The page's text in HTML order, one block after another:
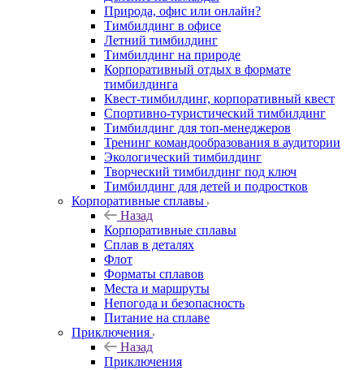
Природа, офис или онлайн?
Тимбилдинг в офисе
Летний тимбилдинг
Тимбилдинг на природе
Корпоративный отдых в формате
тимбилдинга
Квест-тимбилдинг, корпоративный квест
Спортивно-туристический тимбилдинг
Тимбилдинг для топ-менеджеров
Тренинг командообразования в аудитории
Экологический тимбилдинг
Творческий тимбилдинг под ключ
Тимбилдинг для детей и подростков
Корпоративные сплавы
Назад
Корпоративные сплавы
Сплав в деталях
Флот
Форматы сплавов
Места и маршруты
Непогода и безопасность
Питание на сплаве
Приключения
Назад
Приключения